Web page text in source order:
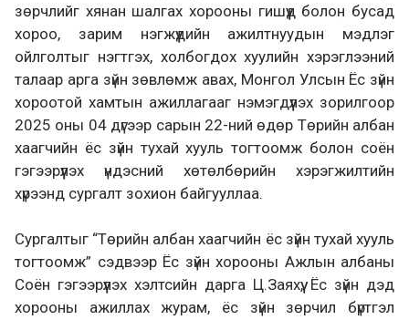
зөрчлийг хянан шалгах хорооны гишүүд болон бусад
хороо, зарим нэгжүүдийн ажилтнуудын мэдлэг
ойлголтыг нэгтгэх, холбогдох хуулийн хэрэглээний
талаар арга зүйн зөвлөмж авах, Монгол Улсын Ёс зүйн
хороотой хамтын ажиллагааг нэмэгдүүлэх зорилгоор
2025 оны 04 дүгээр сарын 22-ний өдөр Төрийн албан
хаагчийн ёс зүйн тухай хууль тогтоомж болон соён
гэгээрүүлэх үндэсний хөтөлбөрийн хэрэгжилтийн
хүрээнд сургалт зохион байгууллаа.
Сургалтыг “Төрийн албан хаагчийн ёс зүйн тухай хууль
тогтоомж” сэдвээр Ёс зүйн хорооны Ажлын албаны
Соён гэгээрүүлэх хэлтсийн дарга Ц.Заяхүү, Ёс зүйн дэд
хорооны ажиллах журам, ёс зүйн зөрчил бүртгэл